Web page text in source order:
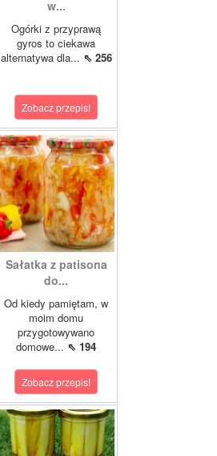
w...
Ogórki z przyprawą
gyros to ciekawa
alternatywa dla... ⇖ 256
Zobacz przepis!
Sałatka z patisona
do...
Od kiedy pamiętam, w
moim domu
przygotowywano
domowe... ⇖ 194
Zobacz przepis!